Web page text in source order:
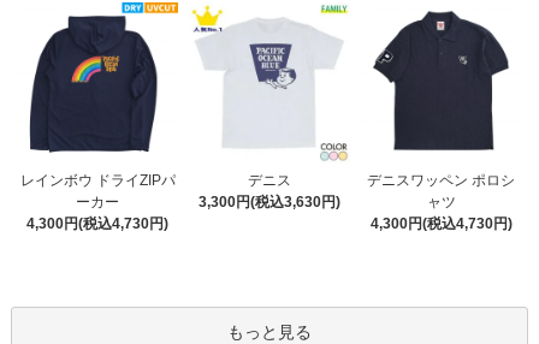
レインボウ ドライZIPパ
ーカー
4,300円(税込4,730円)
デニス
3,300円(税込3,630円)
デニスワッペン ポロシ
ャツ
4,300円(税込4,730円)
もっと見る